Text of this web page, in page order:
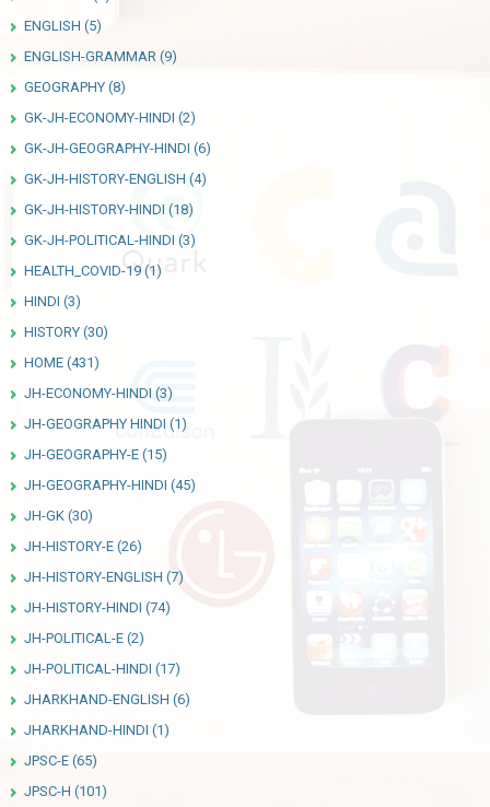
ENGLISH (5)
ENGLISH-GRAMMAR (9)
GEOGRAPHY (8)
GK-JH-ECONOMY-HINDI (2)
GK-JH-GEOGRAPHY-HINDI (6)
GK-JH-HISTORY-ENGLISH (4)
GK-JH-HISTORY-HINDI (18)
GK-JH-POLITICAL-HINDI (3)
HEALTH_COVID-19 (1)
HINDI (3)
HISTORY (30)
HOME (431)
JH-ECONOMY-HINDI (3)
JH-GEOGRAPHY HINDI (1)
JH-GEOGRAPHY-E (15)
JH-GEOGRAPHY-HINDI (45)
JH-GK (30)
JH-HISTORY-E (26)
JH-HISTORY-ENGLISH (7)
JH-HISTORY-HINDI (74)
JH-POLITICAL-E (2)
JH-POLITICAL-HINDI (17)
JHARKHAND-ENGLISH (6)
JHARKHAND-HINDI (1)
JPSC-E (65)
JPSC-H (101)